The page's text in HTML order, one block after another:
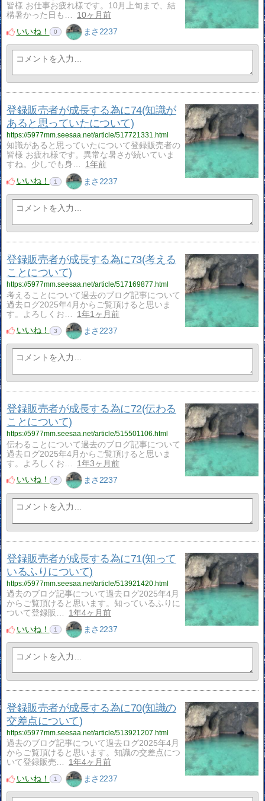
皆様 お仕事お疲れ様です。10月上旬まで、結
構暑かった日も…
10ヶ月前
いいね！
0 まさ2237
登録販売者が成長する為に74(知識が
あると思っていたについて)
https://5977mm.seesaa.net/article/517721331.html
知識があると思っていたについて登録販売者の
皆様 お疲れ様です。異常な暑さが続いていま
すね。少しでも身…
1年前
いいね！
1 まさ2237
登録販売者が成長する為に73(考える
ことについて)
https://5977mm.seesaa.net/article/517169877.html
考えることについて過去のブログ記事について
過去ログ2025年4月からご覧頂けると思いま
す。よろしくお…
1年1ヶ月前
いいね！
3 まさ2237
登録販売者が成長する為に72(伝わる
ことについて)
https://5977mm.seesaa.net/article/515501106.html
伝わることについて過去のブログ記事について
過去ログ2025年4月からご覧頂けると思いま
す。よろしくお…
1年3ヶ月前
いいね！
2 まさ2237
登録販売者が成長する為に71(知って
いるふりについて)
https://5977mm.seesaa.net/article/513921420.html
過去のブログ記事について過去ログ2025年4月
からご覧頂けると思います。知っているふりに
ついて登録販…
1年4ヶ月前
いいね！
1 まさ2237
登録販売者が成長する為に70(知識の
交差点について)
https://5977mm.seesaa.net/article/513921207.html
過去のブログ記事について過去ログ2025年4月
からご覧頂けると思います。知識の交差点につ
いて登録販売…
1年4ヶ月前
いいね！
1 まさ2237